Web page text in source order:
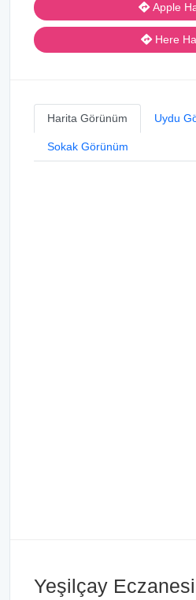
Apple
Here
Harita Görünüm Uydu
Sokak Görünüm
Yeşilçay Eczanesi